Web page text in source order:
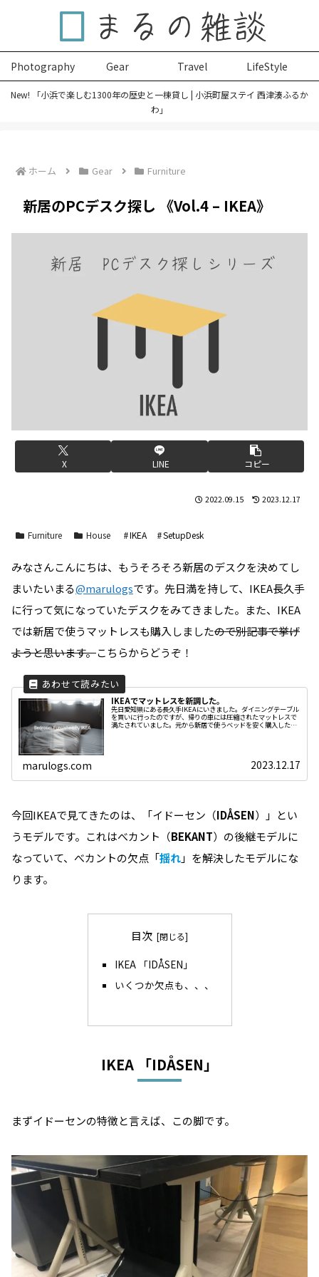
Photography Gear Travel LifeStyle
New! 「小浜で楽しむ1300年の歴史と一棟貸し | 小浜町屋ステイ 西津湊ふるか
わ」
ホーム Gear Furniture
新居のPCデスク探し 《Vol.4 – IKEA》
X LINE コピー
2022.09.15 2023.12.17
Furniture House IKEA SetupDesk
みなさんこんにちは、もうそろそろ新居のデスクを決めてし
まいたいまる@marulogsです。先日満を持して、IKEA長久手
に行って気になっていたデスクをみてきました。また、IKEA
では新居で使うマットレスも購入しましたので別記事で挙げ
ようと思います。こちらからどうぞ！
IKEAでマットレスを新調した。
先日愛知県にある長久手IKEAにいきました。ダイニングテーブル
を買いに行ったのですが、帰りの車には圧縮されたマットレスで
満たされていました。元から新居で使うベッドを安く購入したい
marulogs.com 2023.12.17
今回IKEAで見てきたのは、「イドーセン（IDÅSEN）」とい
うモデルです。これはべカント（BEKANT）の後継モデルに
なっていて、べカントの欠点「揺れ」を解決したモデルにな
ります。
目次
IKEA 「IDÅSEN」
いくつか欠点も、、、
IKEA 「IDÅSEN」
まずイドーセンの特徴と言えば、この脚です。